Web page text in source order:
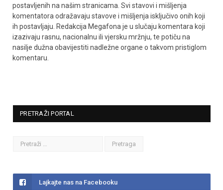
postavljenih na našim stranicama. Svi stavovi i mišljenja
komentatora odražavaju stavove i mišljenja isključivo onih koji
ih postavljaju. Redakcija Megafona je u slučaju komentara koji
izazivaju rasnu, nacionalnu ili vjersku mržnju, te potiču na
nasilje dužna obavijestiti nadležne organe o takvom pristiglom
komentaru.
PRETRAŽI PORTAL
Lajkajte nas na Facebooku